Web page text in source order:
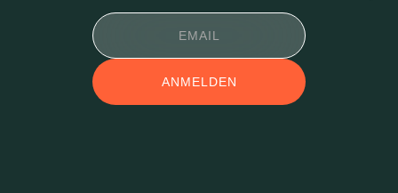
APPLIKATIONSFOR
M
ANMELDEN